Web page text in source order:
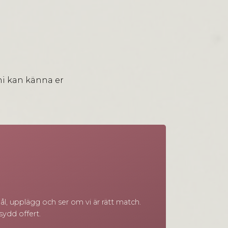
kan känna er
upplägg och ser om vi är rätt match.
offert.